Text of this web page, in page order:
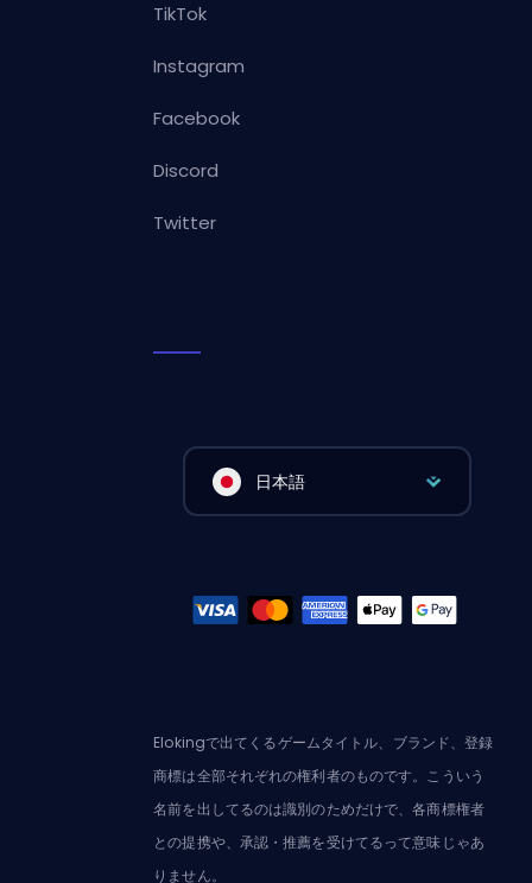
TikTok
Instagram
Facebook
Discord
Twitter
日本語
Elokingで出てくるゲームタイトル、ブランド、登録
商標は全部それぞれの権利者のものです。こういう
名前を出してるのは識別のためだけで、各商標権者
との提携や、承認・推薦を受けてるって意味じゃあ
りません。